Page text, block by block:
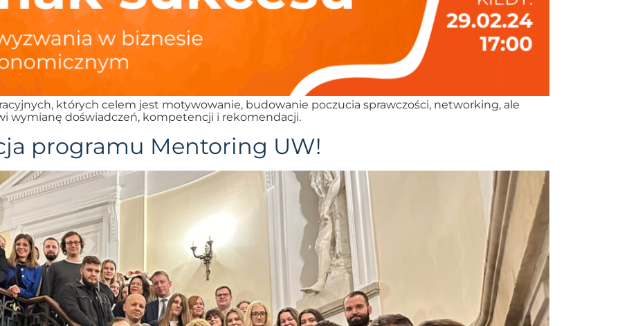
których celem jest motywowanie, budowanie poczucia sprawczości, networking, ale
wymianę doświadczeń, kompetencji i rekomendacji.
programu Mentoring UW!